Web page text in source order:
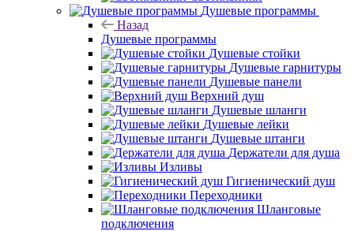
Душевые программы
Назад
Душевые программы
Душевые стойки
Душевые гарнитуры
Душевые панели
Верхний душ
Душевые шланги
Душевые лейки
Душевые штанги
Держатели для душа
Изливы
Гигиенический душ
Переходники
Шланговые
подключения